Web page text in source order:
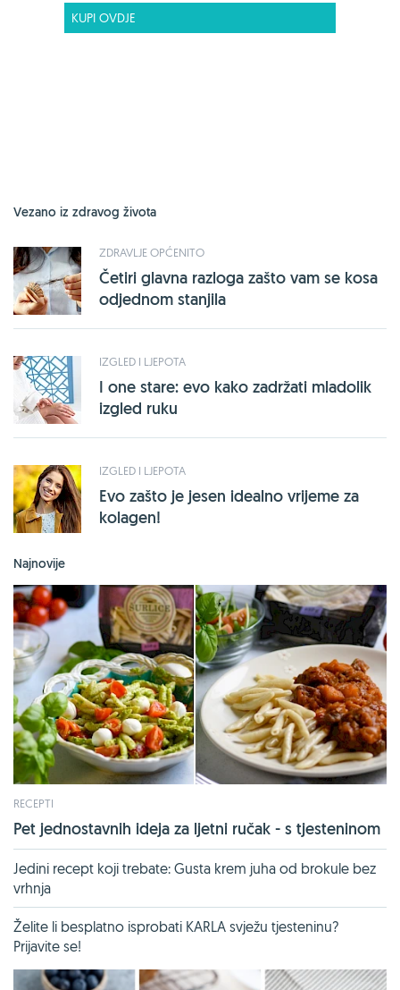
KUPI OVDJE
Vezano iz zdravog života
ZDRAVLJE OPĆENITO
Četiri glavna razloga zašto vam se kosa
odjednom stanjila
IZGLED I LJEPOTA
I one stare: evo kako zadržati mladolik
izgled ruku
IZGLED I LJEPOTA
Evo zašto je jesen idealno vrijeme za
kolagen!
Najnovije
RECEPTI
Pet jednostavnih ideja za ljetni ručak - s tjesteninom
Jedini recept koji trebate: Gusta krem juha od brokule bez
vrhnja
Želite li besplatno isprobati KARLA svježu tjesteninu?
Prijavite se!